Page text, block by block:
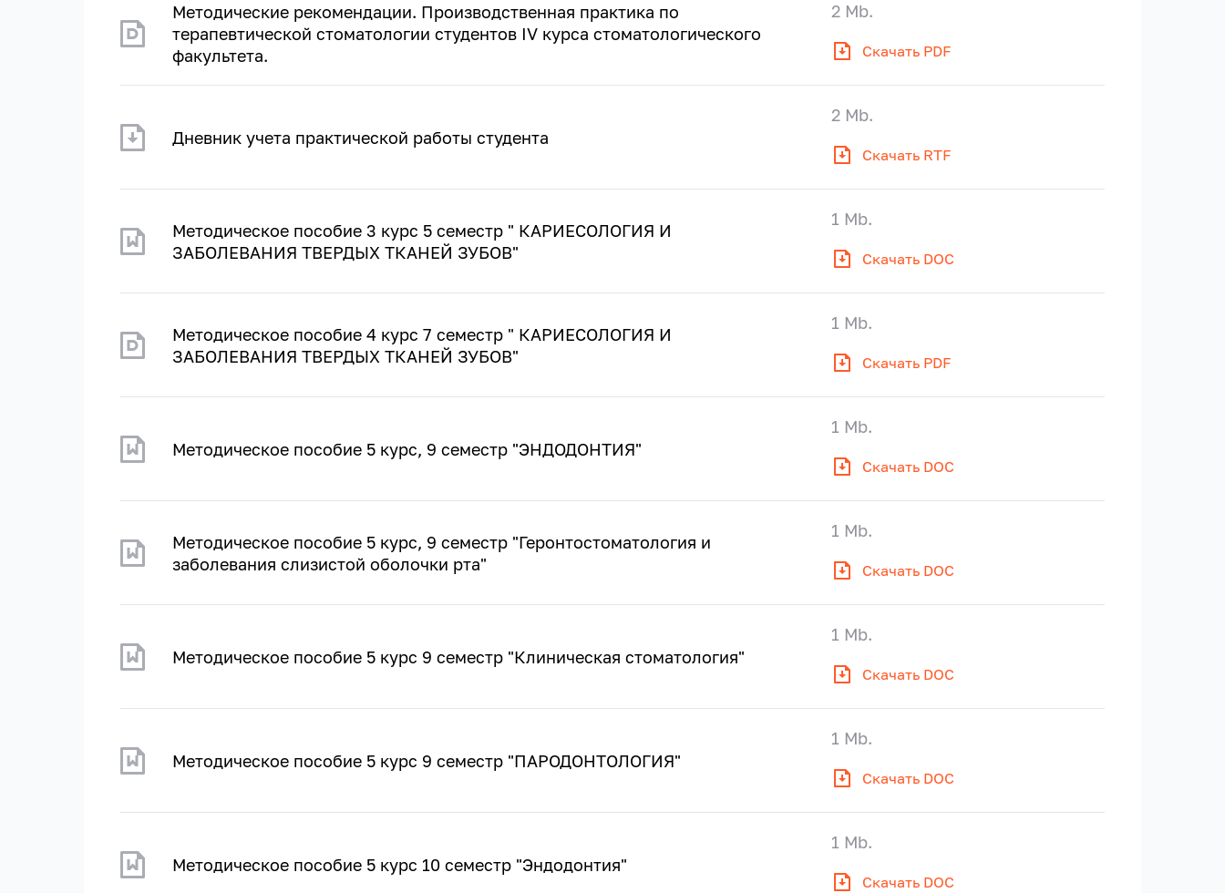
Методические рекомендации. Производственная практика по
терапевтической стоматологии студентов IV курса стоматологического
факультета.
Скачать PDF
2 Mb.
Дневник учета практической работы студента
Скачать RTF
2 Mb.
Методическое пособие 3 курс 5 семестр " КАРИЕСОЛОГИЯ И
ЗАБОЛЕВАНИЯ ТВЕРДЫХ ТКАНЕЙ ЗУБОВ"
Скачать DOC
1 Mb.
Методическое пособие 4 курс 7 семестр " КАРИЕСОЛОГИЯ И
ЗАБОЛЕВАНИЯ ТВЕРДЫХ ТКАНЕЙ ЗУБОВ"
Скачать PDF
1 Mb.
Методическое пособие 5 курс, 9 семестр "ЭНДОДОНТИЯ"
Скачать DOC
1 Mb.
Методическое пособие 5 курс, 9 семестр "Геронтостоматология и
заболевания слизистой оболочки рта"
Скачать DOC
1 Mb.
Методическое пособие 5 курс 9 семестр "Клиническая стоматология"
Скачать DOC
1 Mb.
Методическое пособие 5 курс 9 семестр "ПАРОДОНТОЛОГИЯ"
Скачать DOC
1 Mb.
Методическое пособие 5 курс 10 семестр "Эндодонтия"
Скачать DOC
1 Mb.